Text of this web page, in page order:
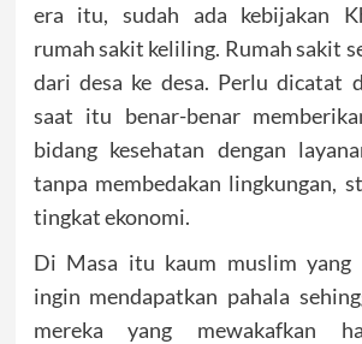
era itu, sudah ada kebijakan
rumah sakit keliling. Rumah sakit
dari desa ke desa. Perlu dicatat
saat itu benar-benar
bidang kesehatan dengan
tanpa membedakan lingkungan,
tingkat ekonomi.
Di Masa itu kaum muslim yang
ingin mendapatkan pahala
mereka yang mewakafkan